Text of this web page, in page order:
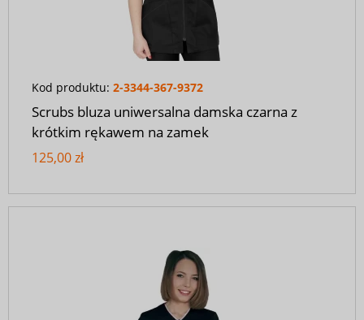
Kod produktu: 2-3344-367-9372
Scrubs bluza uniwersalna damska czarna z
krótkim rękawem na zamek
125,00 zł